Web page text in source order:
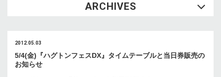
ARCHIVES
2012.05.03
5/4(金)『ハグトンフェスDX』タイムテーブルと当日券販売の
お知らせ